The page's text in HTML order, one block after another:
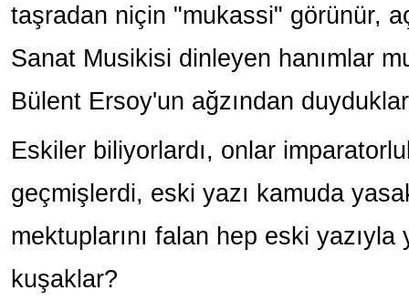
taşradan niçin "mukassi" görünür,
Sanat Musikisi dinleyen hanımlar
Bülent Ersoy'un ağzından
Eskiler biliyorlardı, onlar
geçmişlerdi, eski yazı kamuda
mektuplarını falan hep eski
kuşaklar?